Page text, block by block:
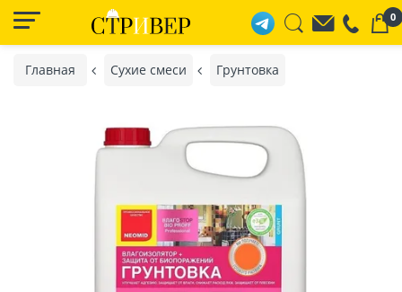
0
Главная Сухие смеси Грунтовка